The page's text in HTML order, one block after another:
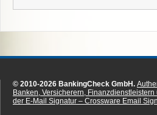
© 2010-2026 BankingCheck GmbH.
Banken, Versicherern, Finanzdienstleistern
der E-Mail Signatur – Crossware Email